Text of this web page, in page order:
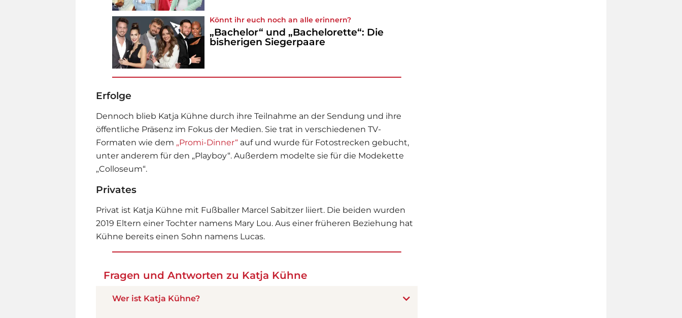
Könnt ihr euch noch an alle erinnern?
„Bachelor“ und „Bachelorette“: Die
bisherigen Siegerpaare
Erfolge
Dennoch blieb Katja Kühne durch ihre Teilnahme an der Sendung und ihre
öffentliche Präsenz im Fokus der Medien. Sie trat in verschiedenen TV-
Formaten wie dem „Promi-Dinner“ auf und wurde für Fotostrecken gebucht,
unter anderem für den „Playboy“. Außerdem modelte sie für die Modekette
„Colloseum“.
Privates
Privat ist Katja Kühne mit Fußballer Marcel Sabitzer liiert. Die beiden wurden
2019 Eltern einer Tochter namens Mary Lou. Aus einer früheren Beziehung hat
Kühne bereits einen Sohn namens Lucas.
Fragen und Antworten zu Katja Kühne
Wer ist Katja Kühne?